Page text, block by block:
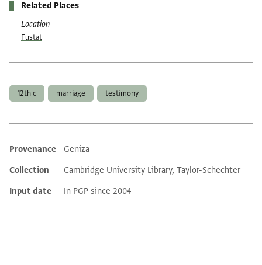
Related Places
Location
Fustat
12th c marriage testimony
Additional metadata
Provenance
Geniza
Collection
Cambridge University Library, Taylor-Schechter
Input date
In PGP since 2004